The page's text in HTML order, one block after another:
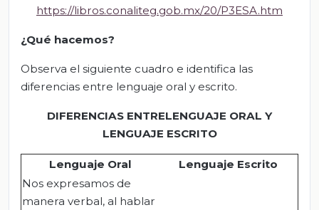
https://libros.conaliteg.gob.mx/20/P3ESA.htm
¿Qué hacemos?
Observa el siguiente cuadro e identifica las
diferencias entre lenguaje oral y escrito.
DIFERENCIAS ENTRELENGUAJE ORAL Y
LENGUAJE ESCRITO
Lenguaje Oral
Lenguaje Escrito
Nos expresamos de
manera verbal, al hablar